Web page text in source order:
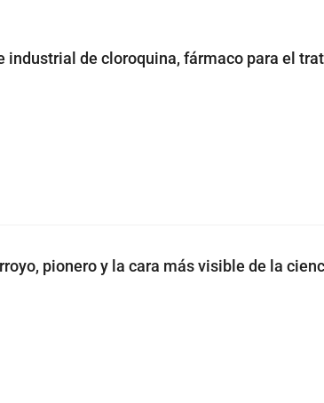
industrial de cloroquina, fármaco para el
pionero y la cara más visible de la